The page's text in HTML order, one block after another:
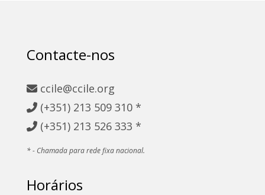
Contacte-nos
ccile@ccile.org
(+351) 213 509 310 *
(+351) 213 526 333 *
* - Chamada para rede fixa nacional.
Horários